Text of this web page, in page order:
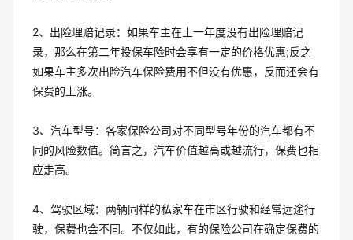
2、出险理赔记录：如果车主在上一年度没有出险理赔记
录，那么在第二年投保车险时会享有一定的价格优惠;反之
如果车主多次出险汽车保险费用不但没有优惠，反而还会有
保费的上涨。
3、汽车型号：各家保险公司对不同型号年份的汽车都有不
同的风险数值。简言之，汽车价值越高或越流行，保费也相
应走高。
4、驾驶区域：两辆同样的私家车在市区行驶和经常远途行
驶，保费也会不同。不仅如此，有的保险公司在确定保费的